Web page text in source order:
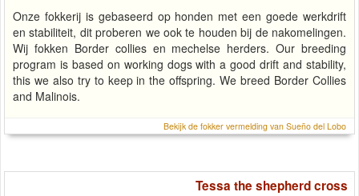
Onze fokkerij is gebaseerd op honden met een goede werkdrift
en stabiliteit, dit proberen we ook te houden bij de nakomelingen.
Wij fokken Border collies en mechelse herders. Our breeding
program is based on working dogs with a good drift and stability,
this we also try to keep in the offspring. We breed Border Collies
and Malinois.
Bekijk de fokker vermelding van Sueño del Lobo
Tessa the shepherd cross